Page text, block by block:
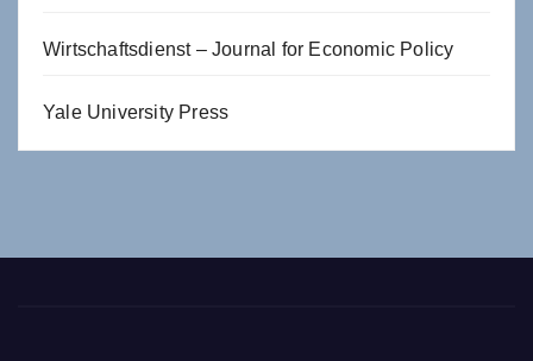
Wirtschaftsdienst – Journal for Economic Policy
Yale University Press